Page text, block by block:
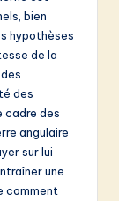
bien
hypothèses
de la
des
cadre des
angulaire
sur lui
une
comment